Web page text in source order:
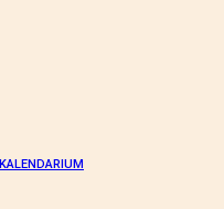
KALENDARIUM